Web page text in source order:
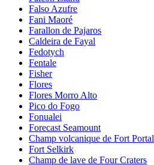
Falso Azufre
Fani Maoré
Farallon de Pajaros
Caldeira de Fayal
Fedotych
Fentale
Fisher
Flores
Flores Morro Alto
Pico do Fogo
Fonualei
Forecast Seamount
Champ volcanique de Fort Portal
Fort Selkirk
Champ de lave de Four Craters